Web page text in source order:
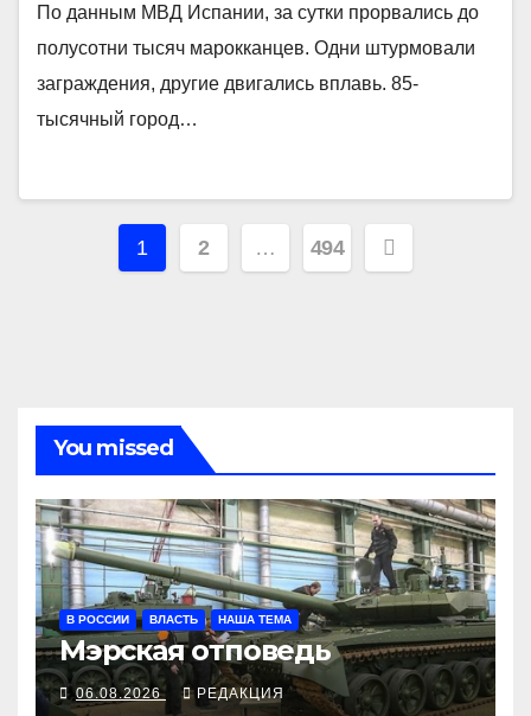
По данным МВД Испании, за сутки прорвались до
полусотни тысяч марокканцев. Одни штурмовали
заграждения, другие двигались вплавь. 85-
тысячный город…
Навигация
1 2 … 494
You missed
В РОССИИ ВЛАСТЬ НАША ТЕМА
Мэрская отповедь
06.08.2026 РЕДАКЦИЯ